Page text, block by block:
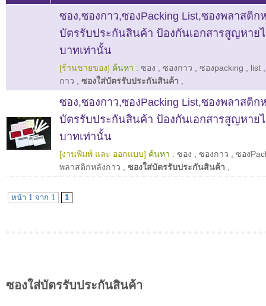
ซอง,ซองกาว,ซองPacking List,ซองพลาสติก
บัตรรับประกันสินค้า ป้องกันเอกสารสูญหายไ
บาทเท่านั้น
[ร้านขายของ] ค้นหา : ซอง ซองกาว ซองpacking list
กาว
ซองใส่บัตรรับประกันสินค้า
ซอง,ซองกาว,ซองPacking List,ซองพลาสติก
บัตรรับประกันสินค้า ป้องกันเอกสารสูญหายไ
บาทเท่านั้น
[งานพิมพ์ และ ออกแบบ] ค้นหา : ซอง ซองกาว
ซอง
พลาสติกหลังกาว
ซองใส่บัตรรับประกันสินค้า
หน้า 1 จาก 1 1
ซองใส่บัตรรับประกันสินค้า